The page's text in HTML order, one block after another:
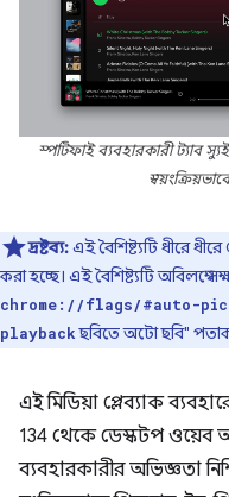
স্পটিফাই ব্যবহারকারী ট্যাব
দ্রষ্টব্য:এই বৈশিষ্ট্যটি ধীরে
করা হচ্ছে। এই বৈশিষ্ট্যটি
chrome://flags/#auto-
playbackছবিতে অটো ছবি"
এই মিডিয়া প্লেব্যাক
134 থেকে ডেস্কটপ ওয়েব
ব্যবহারকারীর অভিজ্ঞতা